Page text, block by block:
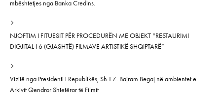
mbështetjes nga Banka Credins.
NJOFTIM I FITUESIT PËR PROCEDURËN ME OBJEKT “RESTAURIMI
DIGJITAL I 6 (GJASHTË) FILMAVE ARTISTIKË SHQIPTARË”
Vizitë nga Presidenti i Republikës, Sh.T.Z. Bajram Begaj në ambientet e
Arkivit Qendror Shtetëror të Filmit